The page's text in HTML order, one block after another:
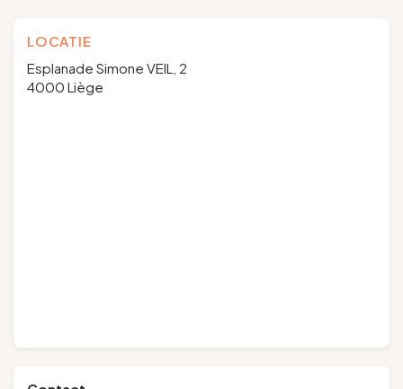
LOCATIE
Esplanade Simone VEIL, 2
4000 Liège